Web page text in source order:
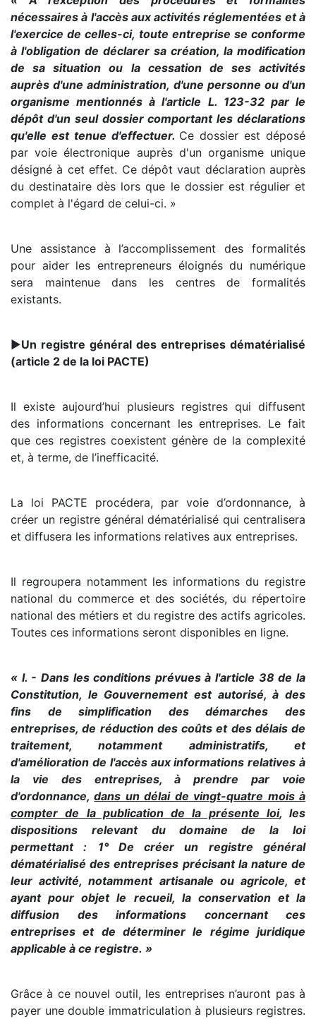
nécessaires à l'accès aux activités réglementées et à
l'exercice de celles-ci, toute entreprise se conforme
à l'obligation de déclarer sa création, la modification
de sa situation ou la cessation de ses activités
auprès d'une administration, d'une personne ou d'un
organisme mentionnés à l'article L. 123-32 par le
dépôt d'un seul dossier comportant les déclarations
qu'elle est tenue d'effectuer. Ce dossier est déposé
par voie électronique auprès d'un organisme unique
désigné à cet effet. Ce dépôt vaut déclaration auprès
du destinataire dès lors que le dossier est régulier et
complet à l'égard de celui-ci. »
Une assistance à l’accomplissement des formalités
pour aider les entrepreneurs éloignés du numérique
sera maintenue dans les centres de formalités
existants.
►Un registre général des entreprises dématérialisé
(article 2 de la loi PACTE)
Il existe aujourd’hui plusieurs registres qui diffusent
des informations concernant les entreprises. Le fait
que ces registres coexistent génère de la complexité
et, à terme, de l’inefficacité.
La loi PACTE procédera, par voie d’ordonnance, à
créer un registre général dématérialisé qui centralisera
et diffusera les informations relatives aux entreprises.
Il regroupera notamment les informations du registre
national du commerce et des sociétés, du répertoire
national des métiers et du registre des actifs agricoles.
Toutes ces informations seront disponibles en ligne.
« I. - Dans les conditions prévues à l'article 38 de la
Constitution, le Gouvernement est autorisé, à des
fins de simplification des démarches des
entreprises, de réduction des coûts et des délais de
traitement, notamment administratifs, et
d'amélioration de l'accès aux informations relatives à
la vie des entreprises, à prendre par voie
d'ordonnance,dans un délai de vingt-quatre mois à
compter de la publication de la présente loi, les
dispositions relevant du domaine de la loi
permettant :
1° De créer un registre général
dématérialisé des entreprises précisant la nature de
leur activité, notamment artisanale ou agricole, et
ayant pour objet le recueil, la conservation et la
diffusion des informations concernant ces
entreprises et de déterminer le régime juridique
applicable à ce registre. »
Grâce à ce nouvel outil, les entreprises n’auront pas à
payer une double immatriculation à plusieurs registres.